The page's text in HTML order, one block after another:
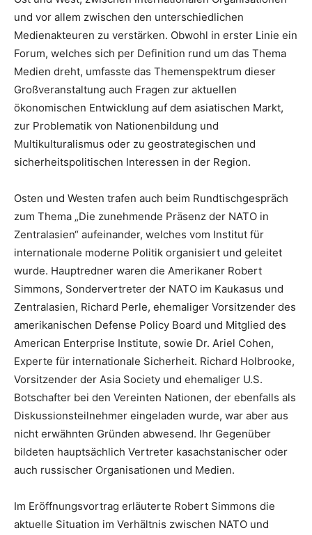
und vor allem zwischen den unterschiedlichen
Medienakteuren zu verstärken. Obwohl in erster Linie ein
Forum, welches sich per Definition rund um das Thema
Medien dreht, umfasste das Themenspektrum dieser
Großveranstaltung auch Fragen zur aktuellen
ökonomischen Entwicklung auf dem asiatischen Markt,
zur Problematik von Nationenbildung und
Multikulturalismus oder zu geostrategischen und
sicherheitspolitischen Interessen in der Region.
Osten und Westen trafen auch beim Rundtischgespräch
zum Thema „Die zunehmende Präsenz der NATO in
Zentralasien“ aufeinander, welches vom Institut für
internationale moderne Politik organisiert und geleitet
wurde. Hauptredner waren die Amerikaner Robert
Simmons, Sondervertreter der NATO im Kaukasus und
Zentralasien, Richard Perle, ehemaliger Vorsitzender des
amerikanischen Defense Policy Board und Mitglied des
American Enterprise Institute, sowie Dr. Ariel Cohen,
Experte für internationale Sicherheit. Richard Holbrooke,
Vorsitzender der Asia Society und ehemaliger U.S.
Botschafter bei den Vereinten Nationen, der ebenfalls als
Diskussionsteilnehmer eingeladen wurde, war aber aus
nicht erwähnten Gründen abwesend. Ihr Gegenüber
bildeten hauptsächlich Vertreter kasachstanischer oder
auch russischer Organisationen und Medien.
Im Eröffnungsvortrag erläuterte Robert Simmons die
aktuelle Situation im Verhältnis zwischen NATO und